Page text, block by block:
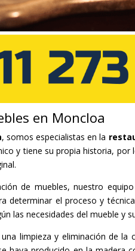
en Moncloa
, somos especialistas en la
y tiene su propia historia,
de muebles, nuestro
determinar el proceso y
las necesidades del mueble y
limpieza y eliminación de la